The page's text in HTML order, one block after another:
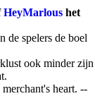
HeyMarlous het
de spelers de boel
ook minder zijn
heart. --